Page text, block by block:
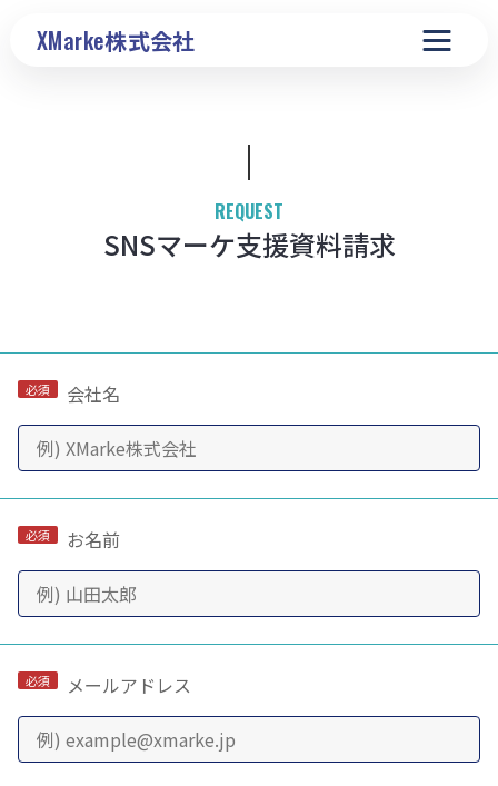
XMarke株式会社
REQUEST
SNSマーケ支援資料請求
会社名
お名前
メールアドレス